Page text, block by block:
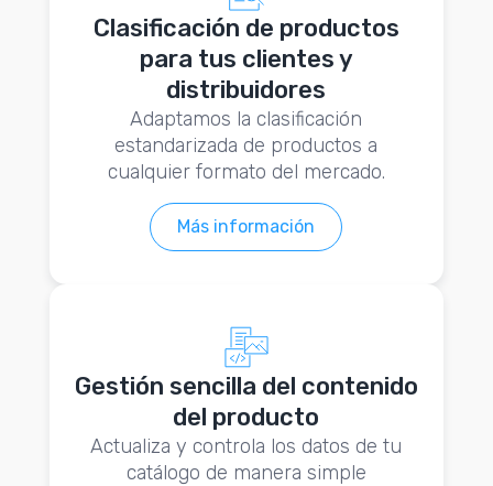
Clasificación de productos
para tus clientes y
distribuidores
Adaptamos la clasificación
estandarizada de productos a
cualquier formato del mercado.
Más información
Gestión sencilla del contenido
del producto
Actualiza y controla los datos de tu
catálogo de manera simple